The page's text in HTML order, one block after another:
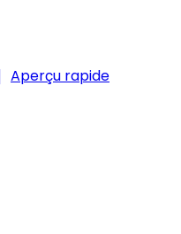
Aperçu rapide